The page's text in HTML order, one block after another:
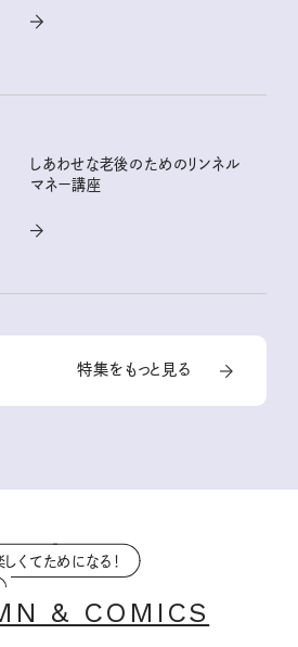
しあわせな老後のためのリンネル
マネー講座
特集をもっと見る
しくてためになる！
& COMICS